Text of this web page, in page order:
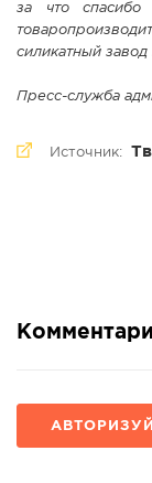
за что спасибо
силикатный
Пресс-служба
Источник: